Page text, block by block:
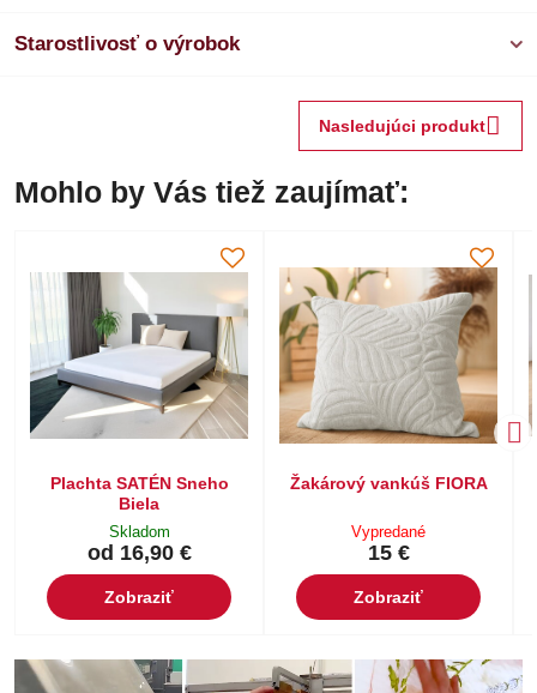
Starostlivosť o výrobok
Nasledujúci produkt
Mohlo by Vás tiež zaujímať:
Plachta SATÉN Sneho
Biela
Skladom
od 16,90 €
Zobraziť
Žakárový vankúš FIORA
Vypredané
15 €
Zobraziť